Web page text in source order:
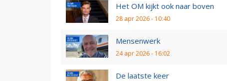
Het OM kijkt ook naar boven
28 apr 2026 - 10:40
Mensenwerk
24 apr 2026 - 16:02
De laatste keer